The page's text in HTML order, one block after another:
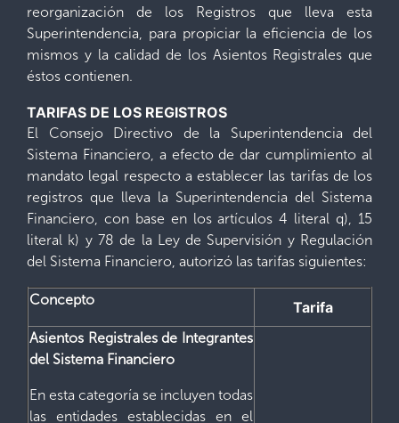
reorganización de los Registros que lleva esta
Superintendencia, para propiciar la eficiencia de los
mismos y la calidad de los Asientos Registrales que
éstos contienen.
TARIFAS DE LOS REGISTROS
El Consejo Directivo de la Superintendencia del
Sistema Financiero, a efecto de dar cumplimiento al
mandato legal respecto a establecer las tarifas de los
registros que lleva la Superintendencia del Sistema
Financiero, con base en los artículos 4 literal q), 15
literal k) y 78 de la Ley de Supervisión y Regulación
del Sistema Financiero, autorizó las tarifas siguientes:
Concepto Tarifa
Asientos Registrales de Integrantes
del Sistema Financiero
En esta categoría se incluyen todas
las entidades establecidas en el